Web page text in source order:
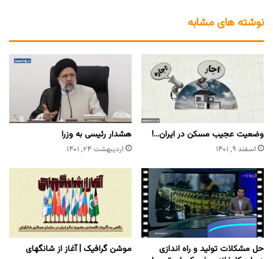
نوشته های مشابه
وضعیت عجیب مسکن در ایران…!
اسفند ۹, ۱۴۰۱
هشدار رئیسی به وزرا
اردیبهشت ۲۴, ۱۴۰۱
حل مشکلات تولید و راه اندازی
موشن گرافیک | آغاز از شانگهای